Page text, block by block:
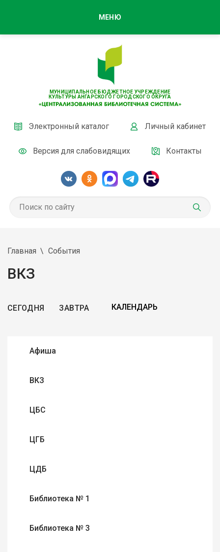
МУНИЦИПАЛЬНОЕ БЮДЖЕТНОЕ УЧРЕЖДЕНИЕ
КУЛЬТУРЫ АНГАРСКОГО ГОРОДСКОГО ОКРУГА
Электронный каталог Личный кабинет
Версия для слабовидящих Контакты
МЕНЮ
Главная События
ВКЗ
СЕГОДНЯ ЗАВТРА
Афиша
ВКЗ
ЦБС
ЦГБ
ЦДБ
Библиотека № 1
Библиотека № 3